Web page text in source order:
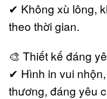
✔ Không xù lông,
theo thời gian.
🎨 Thiết kế đáng
✔ Hình in vui
thương, đáng yêu